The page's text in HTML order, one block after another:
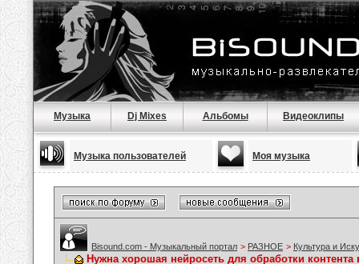
Музыка Dj Mixes Альбомы Видеоклипы
Музыка пользователей Моя музыка
Bisound.com - Музыкальный портал > РАЗНОЕ > Культура и
Нужна хорошая нейросеть для обработки контента